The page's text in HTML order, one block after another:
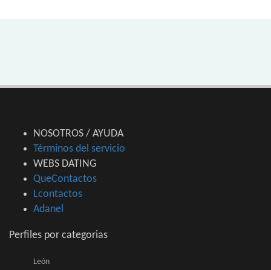
NOSOTROS / AYUDA
Términos del servicio
WEBS DATING
QueContactos
Lcontactos
Adanel
Perfiles por categorias
León